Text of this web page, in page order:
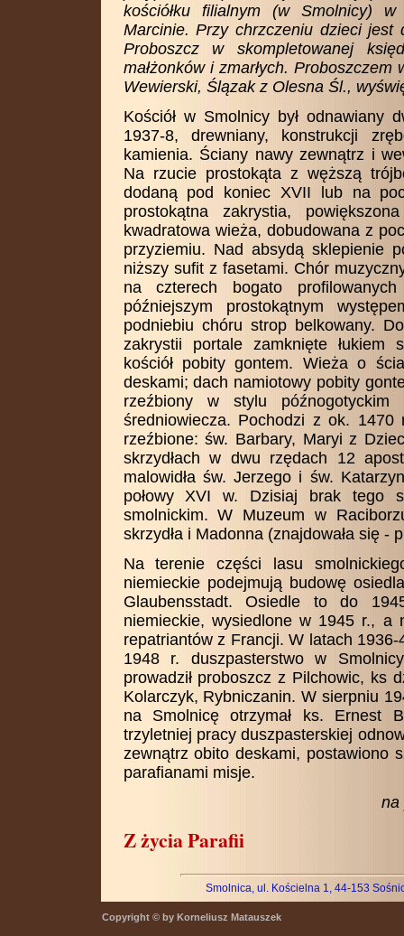
kościółku filialnym (w Smolnicy)
Marcinie. Przy chrzczeniu dzieci jest
Proboszcz w skompletowanej
małżonków i zmarłych.
Wewierski, Ślązak z Olesna Śl.,
Kościół w Smolnicy był odnawiany
1937-8, drewniany, konstrukcji
kamienia. Ściany nawy zewnątrz i
Na rzucie prostokąta z węższą
dodaną pod koniec XVII lub na
prostokątna zakrystia,
kwadratowa wieża, dobudowana z
przyziemiu. Nad absydą sklepienie
niższy sufit z fasetami. Chór
na czterech bogato
późniejszym prostokątnym
podniebiu chóru strop belkowany.
zakrystii portale zamknięte łukiem
kościół pobity gontem. Wieża o
deskami; dach namiotowy pobity
rzeźbiony w stylu późnogotyckim
średniowiecza. Pochodzi z ok.
rzeźbione: św. Barbary, Maryi z
skrzydłach w dwu rzędach 12
malowidła św. Jerzego i św.
połowy XVI w. Dzisiaj brak tego
smolnickim. W Muzeum w
skrzydła i Madonna (znajdowała się -
Na terenie części lasu
niemieckie podejmują budowę
Glaubensstadt. Osiedle to do
niemieckie, wysiedlone w 1945 r., a
repatriantów z Francji. W latach
1948 r. duszpasterstwo w
prowadził proboszcz z Pilchowic, ks
Kolarczyk, Rybniczanin. W sierpniu
na Smolnicę otrzymał ks. Ernest
trzyletniej pracy duszpasterskiej
zewnątrz obito deskami, postawiono
parafianami misje.
na
Z życia Parafii
Smolnica, ul. Kościelna 1, 44-153
Copyright © by Korneliusz Matauszek